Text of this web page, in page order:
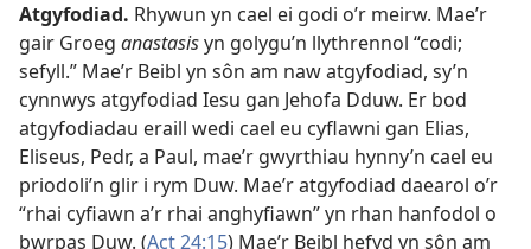
Atgyfodiad. Rhywun yn cael ei godi o’r meirw. Mae’r
gair Groeg anastasisyn golygu’n llythrennol “codi;
sefyll.” Mae’r Beibl yn sôn am naw atgyfodiad, sy’n
cynnwys atgyfodiad Iesu gan Jehofa Dduw. Er bod
atgyfodiadau eraill wedi cael eu cyflawni gan Elias,
Eliseus, Pedr, a Paul, mae’r gwyrthiau hynny’n cael eu
priodoli’n glir i rym Duw. Mae’r atgyfodiad daearol o’r
“rhai cyfiawn a’r rhai anghyfiawn” yn rhan hanfodol o
bwrpas Duw. (Act 24:15) Mae’r Beibl hefyd yn sôn am